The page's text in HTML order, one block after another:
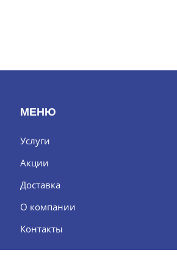
МЕНЮ
Услуги
Акции
Доставка
О компании
Контакты